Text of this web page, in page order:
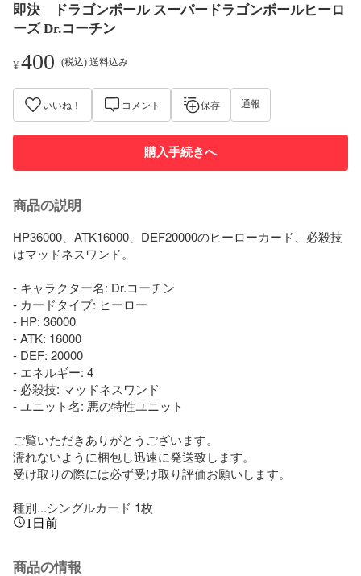
即決 ドラゴンボール スーパードラゴンボールヒーロ
ーズ Dr.コーチン
¥400 (税込) 送料込み
いいね！ コメント 保存 通報
購入手続きへ
商品の説明
HP36000、ATK16000、DEF20000のヒーローカード、必殺技
はマッドネスワンド。
- キャラクター名: Dr.コーチン
- カードタイプ: ヒーロー
- HP: 36000
- ATK: 16000
- DEF: 20000
- エネルギー: 4
- 必殺技: マッドネスワンド
- ユニット名: 悪の特性ユニット
ご覧いただきありがとうございます。
濡れないように梱包し迅速に発送致します。
受け取りの際には必ず受け取り評価お願いします。
種別...シングルカード 1枚
1日前
商品の情報